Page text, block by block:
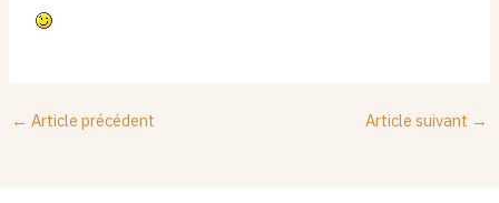
← Article précédent Article suivant →